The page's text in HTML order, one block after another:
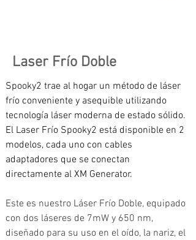
Laser Frío Doble
Spooky2 trae al hogar un método de láser
frío conveniente y asequible utilizando
tecnología láser moderna de estado sólido.
El Laser Frío Spooky2 está disponible en 2
modelos, cada uno con cables
adaptadores que se conectan
directamente al XM Generator.
Este es nuestro Láser Frío Doble, equipado
con dos láseres de 7mW y 650 nm,
diseñado para su uso en el oído, la nariz, el